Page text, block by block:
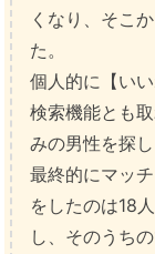
くなり、そこ
た。
個人的に【い
検索機能とも
みの男性を探し
最終的にマッ
をしたのは18
し、そのうち